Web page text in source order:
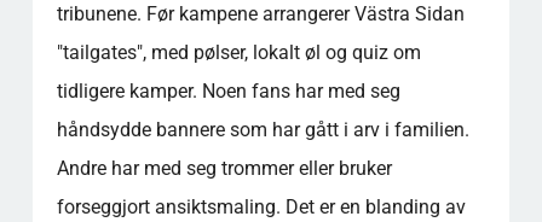
tribunene. Før kampene arrangerer Västra Sidan
"tailgates", med pølser, lokalt øl og quiz om
tidligere kamper. Noen fans har med seg
håndsydde bannere som har gått i arv i familien.
Andre har med seg trommer eller bruker
forseggjort ansiktsmaling. Det er en blanding av